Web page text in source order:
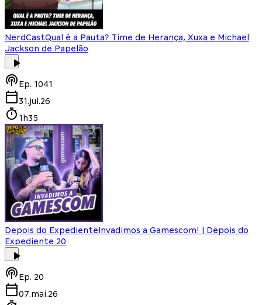
NerdCastQual é a Pauta? Time de Herança, Xuxa e Michael
Jackson de Papelão
Ep. 1041
31.jul.26
1h35
Depois do ExpedienteInvadimos a Gamescom! | Depois do
Expediente 20
Ep. 20
07.mai.26